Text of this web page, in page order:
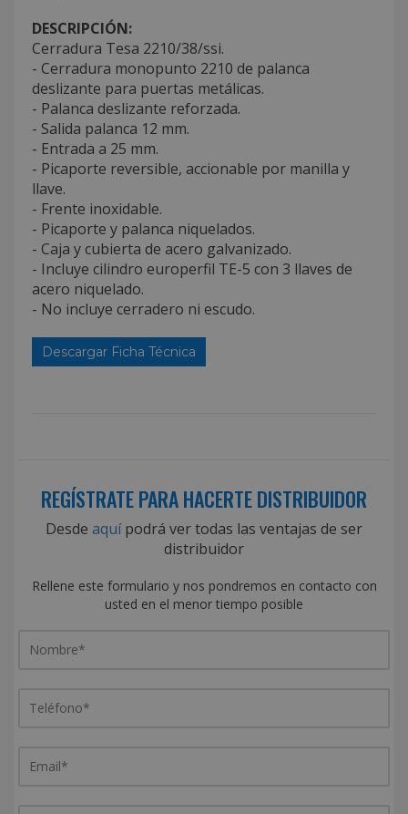
DESCRIPCIÓN:
Cerradura Tesa 2210/38/ssi.
- Cerradura monopunto 2210 de palanca
deslizante para puertas metálicas.
- Palanca deslizante reforzada.
- Salida palanca 12 mm.
- Entrada a 25 mm.
- Picaporte reversible, accionable por manilla y
llave.
- Frente inoxidable.
- Picaporte y palanca niquelados.
- Caja y cubierta de acero galvanizado.
- Incluye cilindro europerfil TE-5 con 3 llaves de
acero niquelado.
- No incluye cerradero ni escudo.
Descargar Ficha Técnica
REGÍSTRATE PARA HACERTE DISTRIBUIDOR
Desde aquípodrá ver todas las ventajas de ser
distribuidor
Rellene este formulario y nos pondremos en contacto con
usted en el menor tiempo posible